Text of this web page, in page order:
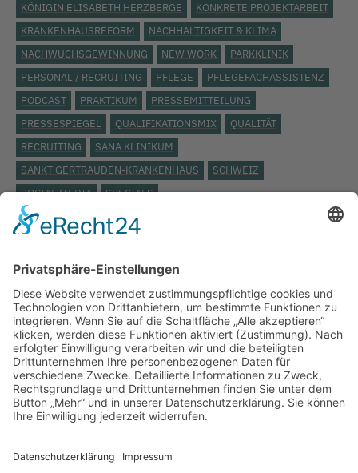
KÖNIGIN ELISABETH HERZBERGE
KONKRETE PROJEKTARBEIT
KRANKENHAUSREFORM
NACHHALTIGKEIT & KLIMA
NACHWUCHSGEWINNUNG
NEW WORK
PARKKLINIK
PERSONAL / RECRUITING
PFLEGE
PFLEGEFACHASSISTENZ
PODCAST
PRAKTIKUM
PRESSEMITTEILUNG
PRESSESPIEGEL
QUALIFIKATIONSMIX
QUALITÄT
RECRUITING
SANA KLINIKUM
SANKT GERTRAUDEN-KRANKENHAUS
SCHWEIZ
SOCIAL MEDIA
SPECIALS
STÄDTISCHES KLINIKUM LÜNEBURG
UKB
UKRAINE
VERANSTALTUNG
VERBAND DER ERSATZKASSEN
VEREINBARKEIT
VIDEO
VIELFALT
VIVANTES WEITERBILDUNG
WERTSCHÄTZUNG
WIEDEREINSTIEG
WISSENSCHAFT
WISSENSWERT
ZEITARBEIT